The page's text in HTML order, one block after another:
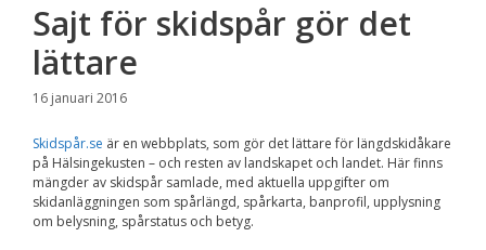
Sajt för skidspår gör det
lättare
16 januari 2016
Skidspår.se är en webbplats, som gör det lättare för längdskidåkare
på Hälsingekusten – och resten av landskapet och landet. Här finns
mängder av skidspår samlade, med aktuella uppgifter om
skidanläggningen som spårlängd, spårkarta, banprofil, upplysning
om belysning, spårstatus och betyg.